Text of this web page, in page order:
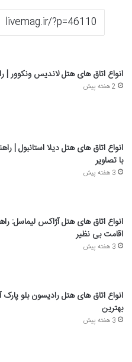
انواع اتاق های هتل لاندیس ونکوور |
2 هفته پیش
انواع اتاق های هتل دیلا استانبول |
با تصاویر
3 هفته پیش
انواع اتاق های هتل آژاکس لیماسل:
اقامت بی نظیر
3 هفته پیش
انواع اتاق های هتل رادیسون بلو
بهترین
3 هفته پیش